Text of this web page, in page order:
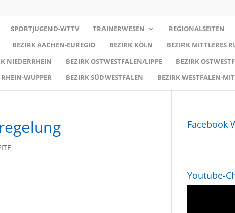
SPORTJUGEND-WTTV TRAINERWESEN REGIONALSEITEN
BEZIRK AACHEN-EUREGIO BEZIRK KÖLN
BEZIRK MITTLERES
NIEDERRHEIN BEZIRK OSTWESTFALEN/LIPPE
BEZIRK
WUPPER BEZIRK SÜDWESTFALEN BEZIRK WESTFALEN-
Facebook
Youtube-